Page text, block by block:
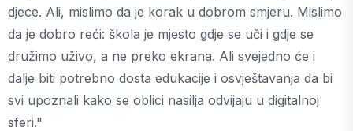
djece. Ali, mislimo da je korak u dobrom smjeru. Mislimo
da je dobro reći: škola je mjesto gdje se uči i gdje se
družimo uživo, a ne preko ekrana. Ali svejedno će i
dalje biti potrebno dosta edukacije i osvještavanja da bi
svi upoznali kako se oblici nasilja odvijaju u digitalnoj
sferi."